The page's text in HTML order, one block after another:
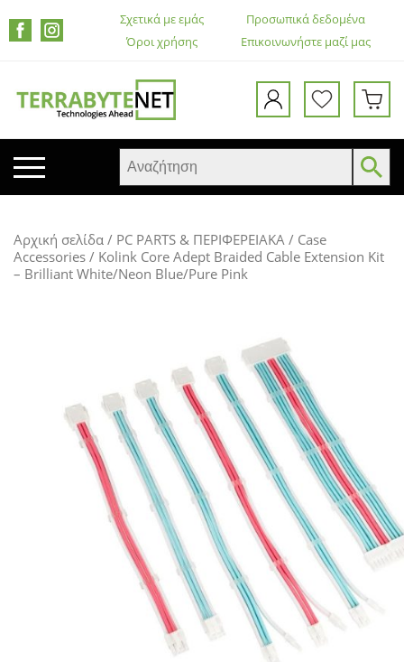
Σχετικά με εμάς
Επικοινωνήστε μαζί μας
Προσωπικά δεδομένα
Όροι χρήσης
TABLETS
HEADSETS & ΗΧΕΊΑ
ΚΟΥΤΙΆ ΥΠΟΛΟΓΙΣΤΏΝ
CASE FANS
LIQUID COOLERS
CPU COOLERS
ΕΙΚΟΝΑ-ΗΧΟΣ
ΠΡΟΣΩΠΙΚΗ ΦΡΟΝΤΙΔΑ
Αρχική σελίδα / PC PARTS & ΠΕΡΙΦΕΡΕΙΑΚΑ / Case
Accessories / Kolink Core Adept Braided Cable Extension Kit
– Brilliant White/Neon Blue/Pure Pink